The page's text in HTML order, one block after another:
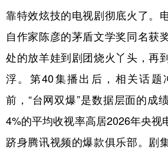
靠特效炫技的电视剧彻底火了。
自作家陈彦的茅盾文学奖同名获
处的放羊娃到剧团烧火丫头，再
浮。第40集播出后，相关话题
前，“台网双爆”是数据层面的成
4%的平均收视率高居2026年央视
跻身腾讯视频的爆款俱乐部。剧